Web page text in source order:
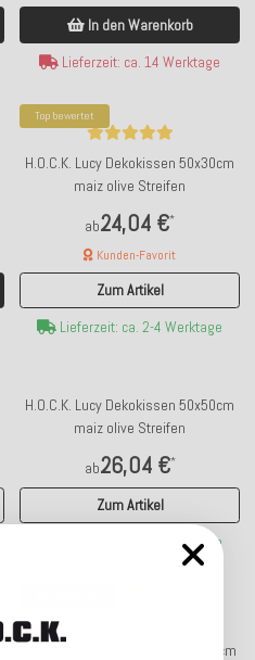
In den Warenkorb
Lieferzeit: ca. 14 Werktage
Top bewertet
H.O.C.K. Lucy Dekokissen 50x30cm
maiz olive Streifen
ab24,04 €*
Kunden-Favorit
Zum Artikel
Lieferzeit: ca. 2-4 Werktage
H.O.C.K. Lucy Dekokissen 50x50cm
maiz olive Streifen
ab26,04 €*
Zum Artikel
Lieferzeit: ca. 2-4 Werktage
H.O.C.K. Becci Dekokissen 70x40cm